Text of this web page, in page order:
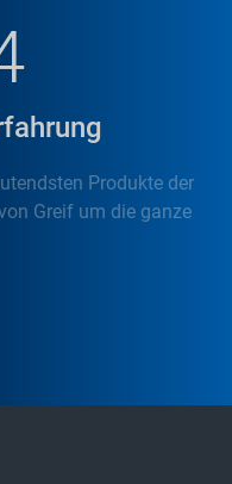
Produkte der
Greif um die ganze